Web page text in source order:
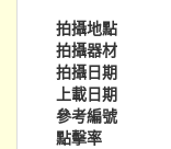
拍攝地點
拍攝器材
拍攝日期
上載日期
參考編號
點擊率